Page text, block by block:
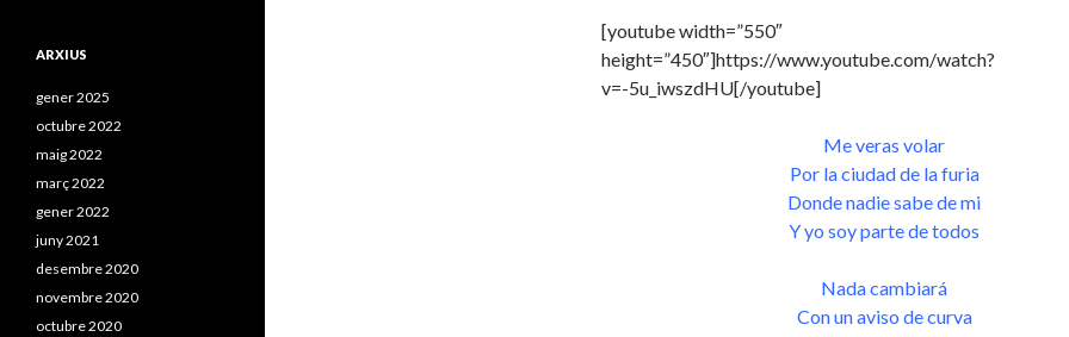
[youtube width=”550″
height=”450″]https://www.youtube.com/watch?
v=-5u_iwszdHU[/youtube]
Me veras volar
Por la ciudad de la furia
Donde nadie sabe de mi
Y yo soy parte de todos
Nada cambiará
Con un aviso de curva
ARXIUS
gener 2025
octubre 2022
maig 2022
març 2022
gener 2022
juny 2021
desembre 2020
novembre 2020
octubre 2020